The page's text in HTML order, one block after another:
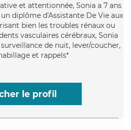
et attentionnée, Sonia a 7 ans
diplôme d'Assistante De Vie aux
bien les troubles rénaux ou
vasculaires cérébraux, Sonia
de nuit, lever/coucher,
et rappels*
le profil